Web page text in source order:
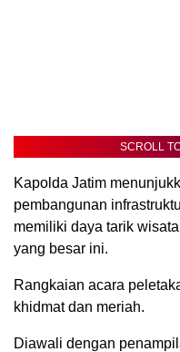
SCROLL
Kapolda Jatim
pembangunan
memiliki daya tarik
yang besar ini.
Rangkaian acara
khidmat dan meriah.
Diawali dengan